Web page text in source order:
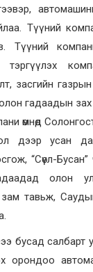
Түүний
Түүний
тэргүүлэх
засгийн
болон гадаадын
өмнөд
дээр усан
“Сөүл-
олон
тавьж,
бусад салбарт